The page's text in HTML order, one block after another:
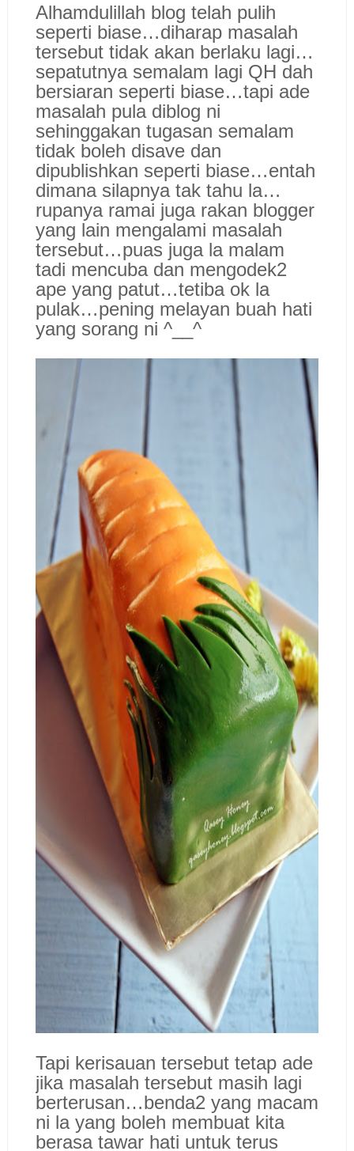
Alhamdulillah blog telah pulih
seperti biase…diharap masalah
tersebut tidak akan berlaku lagi…
sepatutnya semalam lagi QH dah
bersiaran seperti biase…tapi ade
masalah pula diblog ni
sehinggakan tugasan semalam
tidak boleh disave dan
dipublishkan seperti biase…entah
dimana silapnya tak tahu la…
rupanya ramai juga rakan blogger
yang lain mengalami masalah
tersebut…puas juga la malam
tadi mencuba dan mengodek2
ape yang patut…tetiba ok la
pulak…pening melayan buah hati
yang sorang ni ^__^
Tapi kerisauan tersebut tetap ade
jika masalah tersebut masih lagi
berterusan…benda2 yang macam
ni la yang boleh membuat kita
berasa tawar hati untuk terus